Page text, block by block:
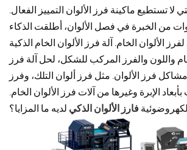
لا تستطيع ماكينة فرز الألوان التمييز الفعال.
من الخبرة في فصل الألوان، أطلقت الذكاء
الألوان الخام. آلة فرز الألوان الخام الذكية
واللون والفرز المركب للشكل، لحل آلة فرز
مشاكل فرز الألوان. مثل فرز ألوان التلك، وفرز
بأبعاد الإبرة وغيرها من آلات فرز الألوان الخام.
فارز الألوان الذكي لديه ما المزايا؟